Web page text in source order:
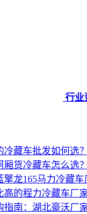
行业
冷藏车批发如何选
厢货冷藏车怎么选
擎龙165马力冷藏
高的程力冷藏车厂
指南：湖北豪沃厂